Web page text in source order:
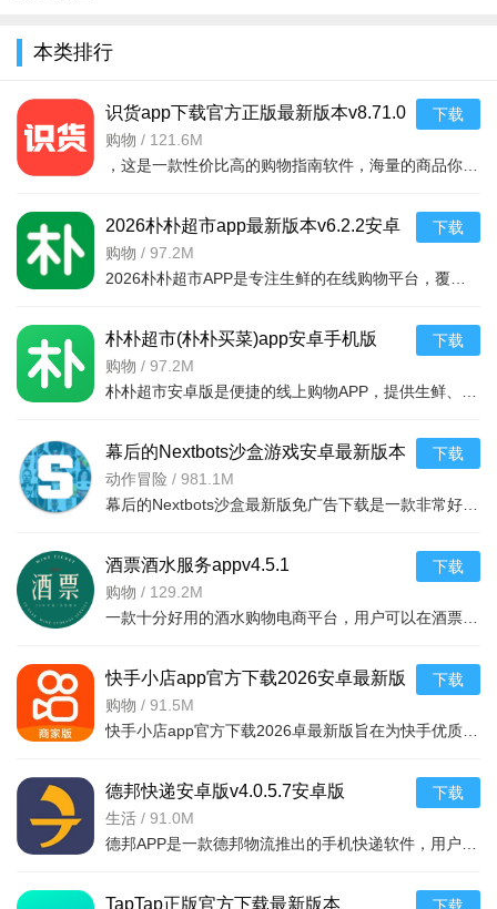
游戏亮点
1、丛林野牛，大象伯爵，油炸狮子，银行家长颈鹿，10异国
宠物等你驯服！
2、创建自己的动物园，从驯养、饲养到经营，吸引游客赚取
金币！
3、3D卡通像素风，女汉子&真人新“骑行”冒险！
4、创新的操作，精巧的走位+快视，体验前所未有的心脏虐
待和刺激！
5、大草原，热带丛林，世界是热的，“骑”去看。
v1.50.6.2破
本类排行
识货app下载官方正版最新版本v8.71.0
安卓版
购物 / 121.6M
下载
2026朴朴超市app最新版本v6.2.2安卓
最新版
购物 / 97.2M
下载
朴朴超市(朴朴买菜)app安卓手机版
v6.2.2安卓版
购物 / 97.2M
下载
幕后的Nextbots沙盒游戏安卓最新版本
v11.2.2 中文版
动作冒险 / 981.1M
下载
酒票酒水服务appv4.5.1
购物 / 129.2M
下载
快手小店app官方下载2026安卓最新版
v7.2.40.481安卓最新版
购物 / 91.5M
下载
德邦快递安卓版v4.0.5.7安卓版
生活 / 91.0M
下载
TapTap正版官方下载最新版本